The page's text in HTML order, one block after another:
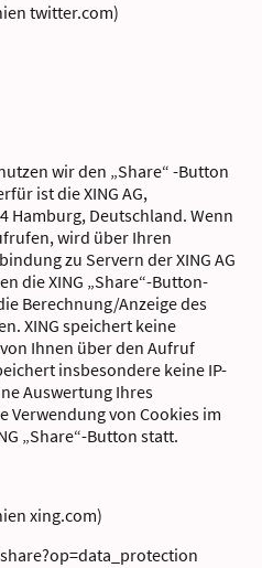
twitter.com)
wir den „Share“ -Button
ist die XING AG,
Hamburg, Deutschland. Wenn
wird über Ihren
zu Servern der XING AG
die XING „Share“-Button-
Berechnung/Anzeige des
XING speichert keine
Ihnen über den Aufruf
insbesondere keine IP-
Auswertung Ihres
Verwendung von Cookies im
„Share“-Button statt.
xing.com)